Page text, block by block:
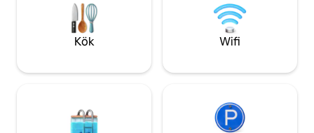
parkeringsplatser. Korsa bara vägen och
det finns en stor lekplats för barn, du kan
titta på dem från huset :)
och lugnet i den
för par som är
välbefinnande
bergen.
Kök Wifi